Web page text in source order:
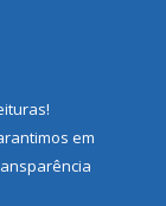
!
em